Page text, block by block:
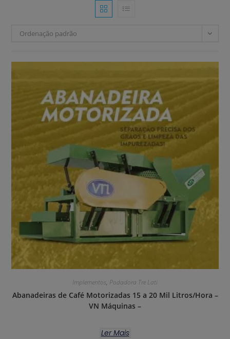
Ordenação padrão
Implementos, Podadora Tre Lati
Abanadeiras de Café Motorizadas 15 a 20 Mil Litros/Hora –
VN Máquinas –
Ler Mais